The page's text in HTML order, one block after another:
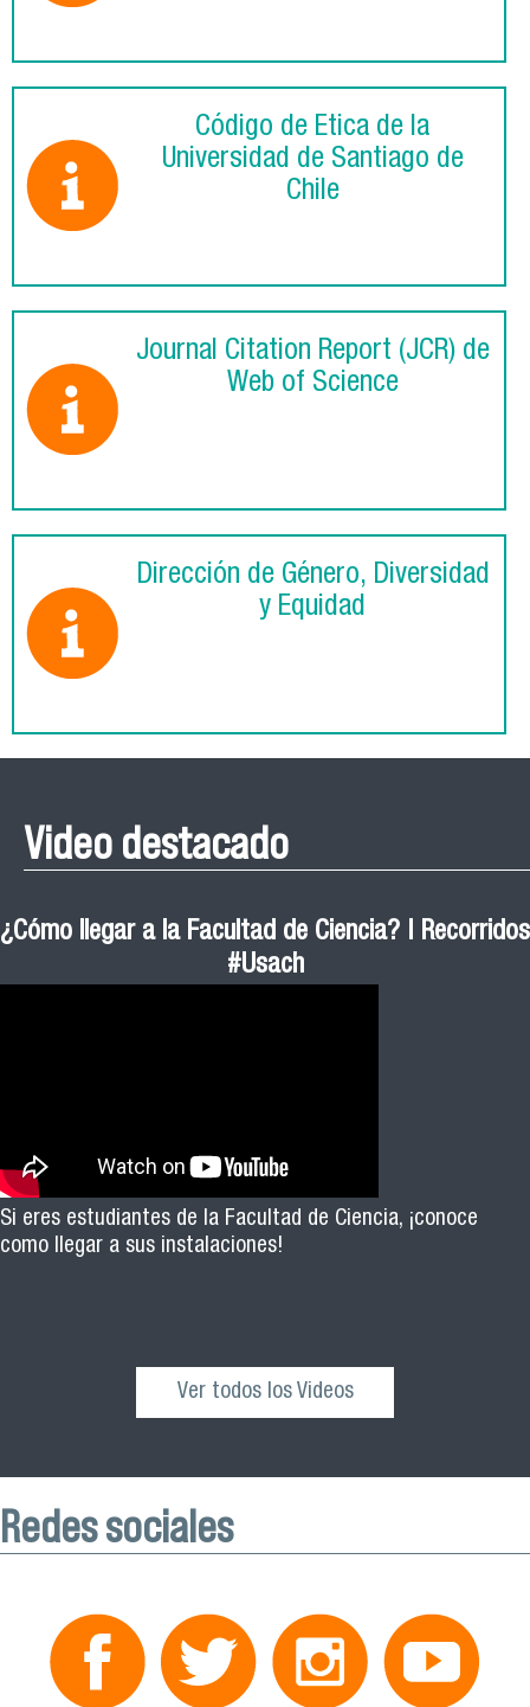
Código de Ética de la
Universidad de Santiago de
Chile
Journal Citation Report (JCR) de
Web of Science
Dirección de Género, Diversidad
y Equidad
Video destacado
¿Cómo llegar a la Facultad de Ciencia? | Recorridos
#Usach
Si eres estudiantes de la Facultad de Ciencia, ¡conoce
como llegar a sus instalaciones!
Ver todos los Videos
Redes sociales